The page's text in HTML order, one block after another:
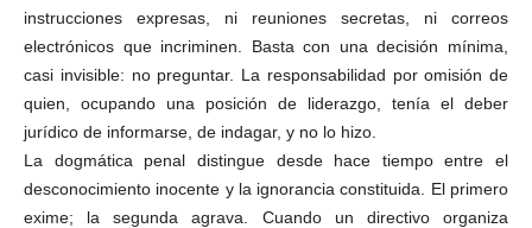
instrucciones expresas, ni reuniones secretas, ni correos
electrónicos que incriminen. Basta con una decisión mínima,
casi invisible: no preguntar. La responsabilidad por omisión de
quien, ocupando una posición de liderazgo, tenía el deber
jurídico de informarse, de indagar, y no lo hizo.
La dogmática penal distingue desde hace tiempo entre el
desconocimiento inocente y la ignorancia constituida. El primero
exime; la segunda agrava. Cuando un directivo organiza